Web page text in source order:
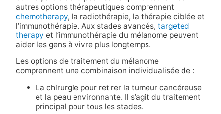
autres options thérapeutiques comprennent
chemotherapy, la radiothérapie, la thérapie ciblée et
l’immunothérapie. Aux stades avancés, targeted
therapy et l’immunothérapie du mélanome peuvent
aider les gens à vivre plus longtemps.
Les options de traitement du mélanome
comprennent une combinaison individualisée de :
La chirurgie pour retirer la tumeur cancéreuse
et la peau environnante. Il s’agit du traitement
principal pour tous les stades.